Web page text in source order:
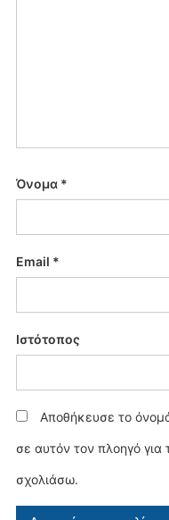
Όνομα *
Email *
Ιστότοπος
Αποθήκευσε το
σε αυτόν τον πλοηγό
σχολιάσω.